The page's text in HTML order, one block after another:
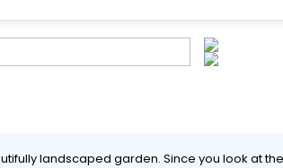
landscaped garden. Since you look at